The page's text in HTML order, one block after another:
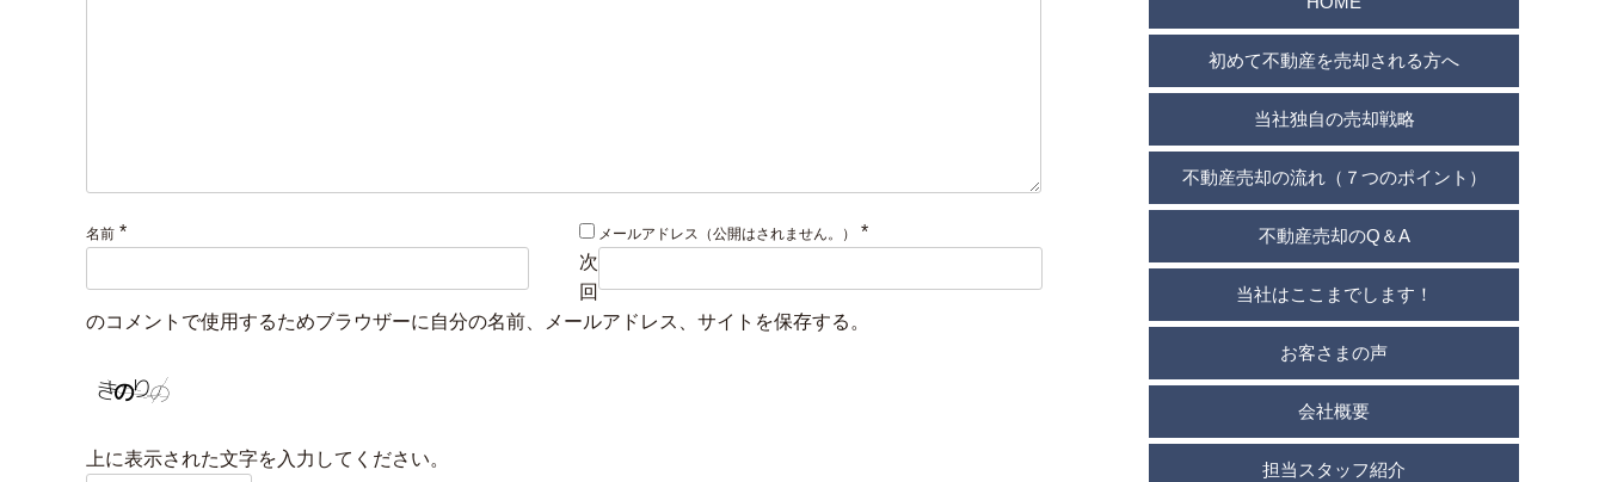
名前 * メールアドレス（公開はされません。）
*
次
回
のコメントで使用するためブラウザーに自分の名前、メールアドレス、サイトを保存する。
上に表示された文字を入力してください。
初めて不動産を売却される方へ
当社独自の売却戦略
不動産売却の流れ（７つのポイント）
不動産売却のQ＆A
当社はここまでします！
お客さまの声
会社概要
担当スタッフ紹介